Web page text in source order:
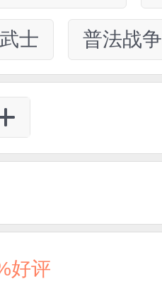
士 普法战争
好评